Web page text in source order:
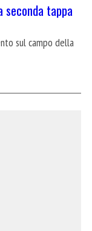
seconda tappa
sul campo della